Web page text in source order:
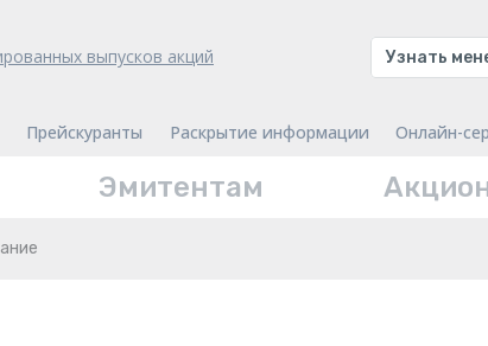
выпусков акций Узнать
Прейскуранты Раскрытие информации Онлайн-
Эмитентам